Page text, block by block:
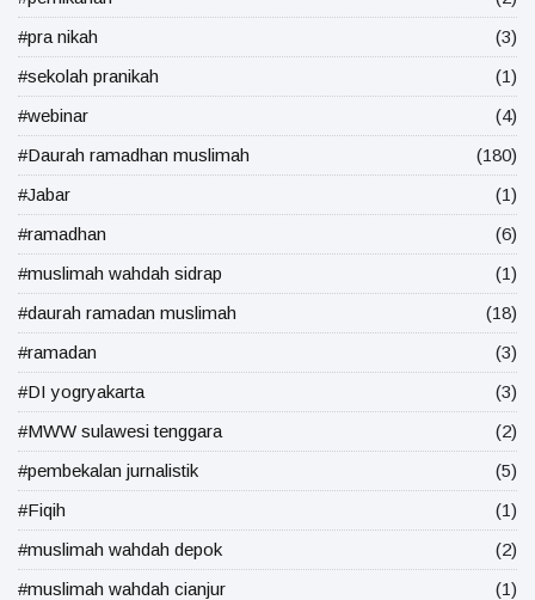
#pra nikah
(3)
#sekolah pranikah
(1)
#webinar
(4)
#Daurah ramadhan muslimah
(180)
#Jabar
(1)
#ramadhan
(6)
#muslimah wahdah sidrap
(1)
#daurah ramadan muslimah
(18)
#ramadan
(3)
#DI yogryakarta
(3)
#MWW sulawesi tenggara
(2)
#pembekalan jurnalistik
(5)
#Fiqih
(1)
#muslimah wahdah depok
(2)
#muslimah wahdah cianjur
(1)